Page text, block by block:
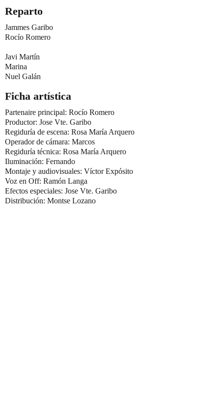
Reparto
Jammes Garibo
Rocío Romero
Javi Martín
Marina
Nuel Galán
Ficha artística
Partenaire principal: Rocío Romero
Productor: Jose Vte. Garibo
Regiduría de escena: Rosa María Arquero
Operador de cámara: Marcos
Regiduría técnica: Rosa María Arquero
Iluminación: Fernando
Montaje y audiovisuales: Víctor Expósito
Voz en Off: Ramón Langa
Efectos especiales: Jose Vte. Garibo
Distribución: Montse Lozano